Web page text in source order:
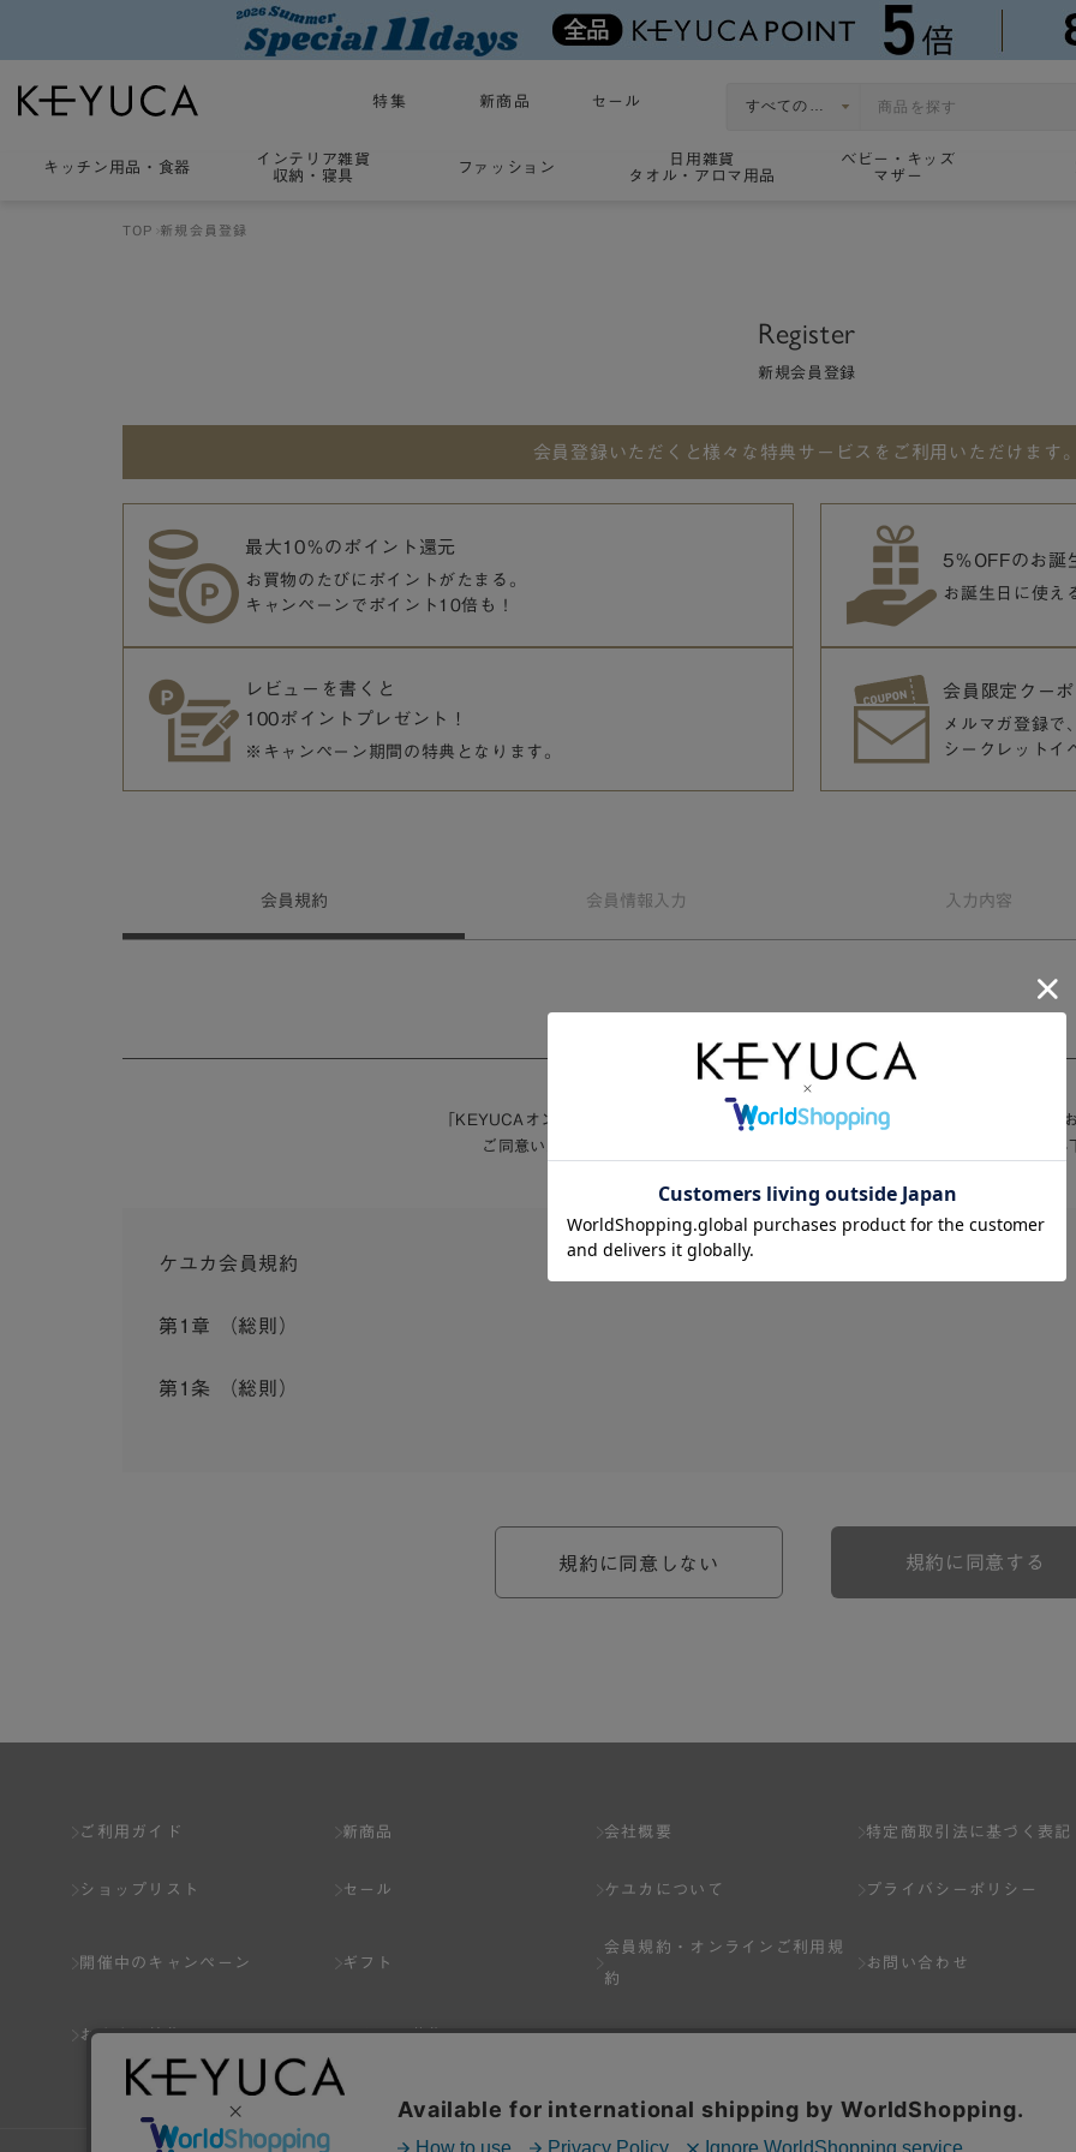
特集 新商品 セール
キッチン用品 ・ 食器
インテリア雑貨
収納・寝具
ファッション
日用雑貨
タオル・アロマ用品
ベビー・キッズ
マザー
TOP 新規会員登録
Register
新規会員登録
会員登録いただくと 様々な特典サービスをご利用いただけます。
最大10％のポイント還元
お買物のたびにポイントがたまる。
キャンペーンでポイント10倍も！
5％OFFのお誕
お誕生日に使え
レビューを書くと
100ポイントプレゼント！
※キャンペーン期間の特典となります。
会員限定クーポ
メルマガ登録で
シークレットイ
会員 規約 会員情報 入力 入力 内容
「KEYUCAオンラインショップ」入会お申込の前に、以下の会員規約・利用規約を必ず
ご同意いただける方は、「同意する」をクリックして入会お申込フォームへお進み
ケユカ会員規約
第1章 （総則）
第1条 （総則）
ら個別規定はその名称のいかんに関わらず、本規約の一部を構成するものとします。
本規約の定めが前項の個別規定の定めと矛盾する場合には、個別規定において特段の定めなき限り、個別規定の定めが
1.会員の登録は、弊社所定の情報を、インターネット上のページへの入力、または弊社が別途指定する方法に従って提
2.会員登録は、一人につき１アカウントのみとします。一人で２アカウント以上を登録したと弊社が合理的な理由に基
3.前項の定めの他、弊社は、会員登録した方が以下の各号のいずれかの事由に該当する場合は、その登録を拒否し、ま
り消すことがあります。
（1） 本規約違反により、会員登録の抹消等の処分を受けている場合。
（2） 会員登録の申請に虚偽の事項が含まれている場合。
規約に同意しない 規約に同意する
ご利用ガイド
ショップリスト
開催中のキャンペーン
おすすめ特集
新商品
セール
ギフト
スタッフ募集
会社概要
ケユカについて
会員規約・
オンラインご利用規
約
Q&A
特定商取引法に基づく表記
プライバシーポリシー
お問い合わせ